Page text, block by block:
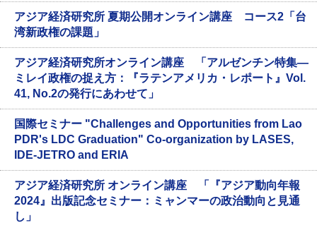
アジア経済研究所 夏期公開オンライン講座 コース2「台
湾新政権の課題」
アジア経済研究所オンライン講座 「アルゼンチン特集―
ミレイ政権の捉え方：『ラテンアメリカ・レポート』Vol.
41, No.2の発行にあわせて」
国際セミナー "Challenges and Opportunities from Lao
PDR's LDC Graduation" Co-organization by LASES,
IDE-JETRO and ERIA
アジア経済研究所 オンライン講座 「『アジア動向年報
2024』出版記念セミナー：ミャンマーの政治動向と見通
し」